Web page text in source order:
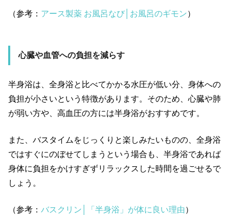
（参考： アース製薬 お風呂なび│お風呂のギモン）
心臓や血管への負担を減らす
半身浴は、全身浴と比べてかかる水圧が低い分、身体への
負担が小さいという特徴があります。そのため、心臓や肺
が弱い方や、高血圧の方には半身浴がおすすめです。
また、バスタイムをじっくりと楽しみたいものの、全身浴
ではすぐにのぼせてしまうという場合も、半身浴であれば
身体に負担をかけすぎずリラックスした時間を過ごせるで
しょう。
（参考： バスクリン│「半身浴」が体に良い理由）